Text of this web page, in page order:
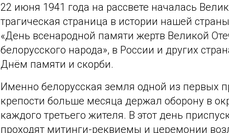
22 июня 1941 года на рассвете началась
трагическая страница в истории нашей
«День всенародной памяти жертв Великой
белорусского народа», в России и других
Днём памяти и скорби.
Именно белорусская земля одной из первых
крепости больше месяца держал оборону в
каждого третьего жителя. В этот день
проходят митинги-реквиемы и церемонии